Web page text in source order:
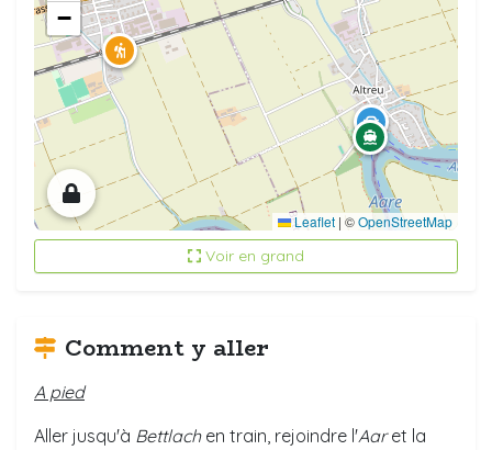
−
Leaflet | ©OpenStreetMap
Voir en grand
Comment y aller
A pied
Aller jusqu'à Bettlach en train, rejoindre l'Aaret la